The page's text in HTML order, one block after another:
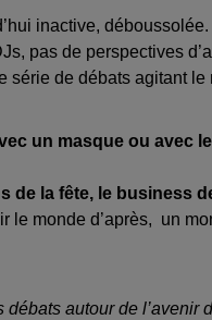
inactive,
pas de perspectives
série de débats agitant
un masque ou avec
de la fête, le business
le monde d’après, un
autour de l’avenir